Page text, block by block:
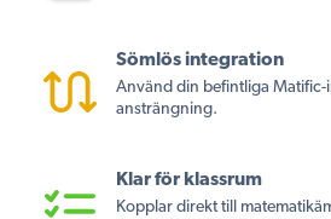
Sömlös integration
Använd din befintliga
ansträngning.
Klar för klassrum
Kopplar direkt till